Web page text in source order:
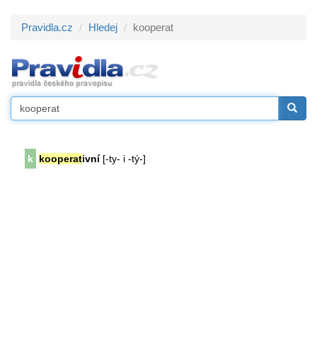
Pravidla.cz Hledej kooperat
k kooperativní[-ty- i -tý-]